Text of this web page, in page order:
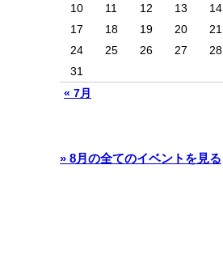
« 7月
10
11 12 13 14
17
18 19 20 21
24
25 26 27 28
31
» 8月の全てのイベントを見る